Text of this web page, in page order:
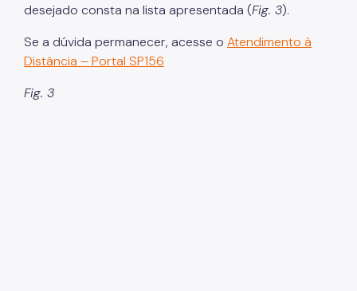
desejado consta na lista apresentada (Fig. 3).
Se a dúvida permanecer, acesse o Atendimento à
Distância – Portal SP156
Fig. 3